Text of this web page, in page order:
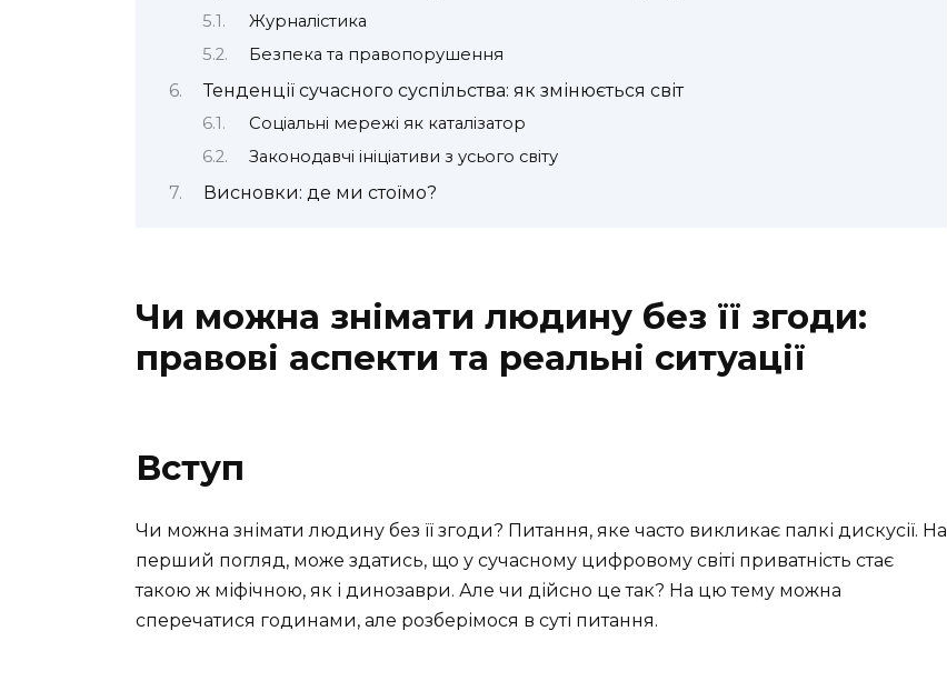
Журналістика
Безпека та правопорушення
Тенденції сучасного суспільства: як змінюється світ
Соціальні мережі як каталізатор
Законодавчі ініціативи з усього світу
Висновки: де ми стоїмо?
Чи можна знімати людину без її згоди:
правові аспекти та реальні ситуації
Вступ
Чи можна знімати людину без її згоди? Питання, яке часто викликає палкі дискусії. На
перший погляд, може здатись, що у сучасному цифровому світі приватність стає
такою ж міфічною, як і динозаври. Але чи дійсно це так? На цю тему можна
сперечатися годинами, але розберімося в суті питання.